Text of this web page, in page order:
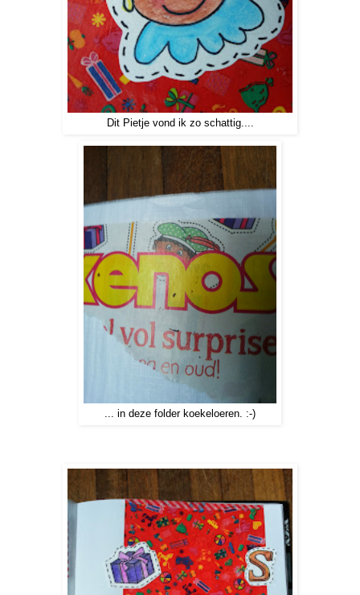
Dit Pietje vond ik zo schattig....
... in deze folder koekeloeren. :-)